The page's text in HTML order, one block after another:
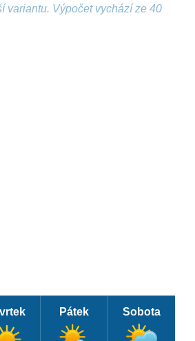
variantu. Výpočet vychází ze 40
Pátek Sobota